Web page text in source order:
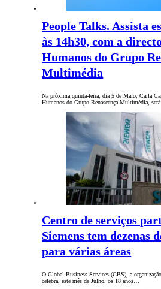
People Talks. Assista
às 14h30, com a
Humanos do Grupo
Multimédia
Na próxima quinta-feira, dia 5 de Maio, Carla
Humanos do Grupo Renascença Multimédia,
Centro de serviços
Siemens tem dezenas
para várias áreas
O Global Business Services (GBS), a
celebra, este mês de Julho, os 18 anos…